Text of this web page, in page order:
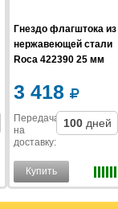
Гнездо флагштока из
нержавеющей стали
Roca 422390 25 мм
3 418
Передача
на
доставку:
100 дней
Купить